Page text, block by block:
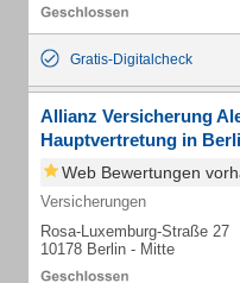
Gratis-Digitalcheck
Allianz Versicherung
Hauptvertretung in
Web Bewertungen
Versicherungen
Rosa-Luxemburg-Straße 27
10178 Berlin - Mitte